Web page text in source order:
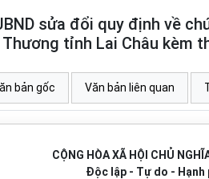
sửa đổi quy định về
tỉnh Lai Châu kèm
bản gốc Văn bản liên quan
CỘNG HÒA XÃ HỘI CHỦ
Độc lập - Tự do - Hạnh